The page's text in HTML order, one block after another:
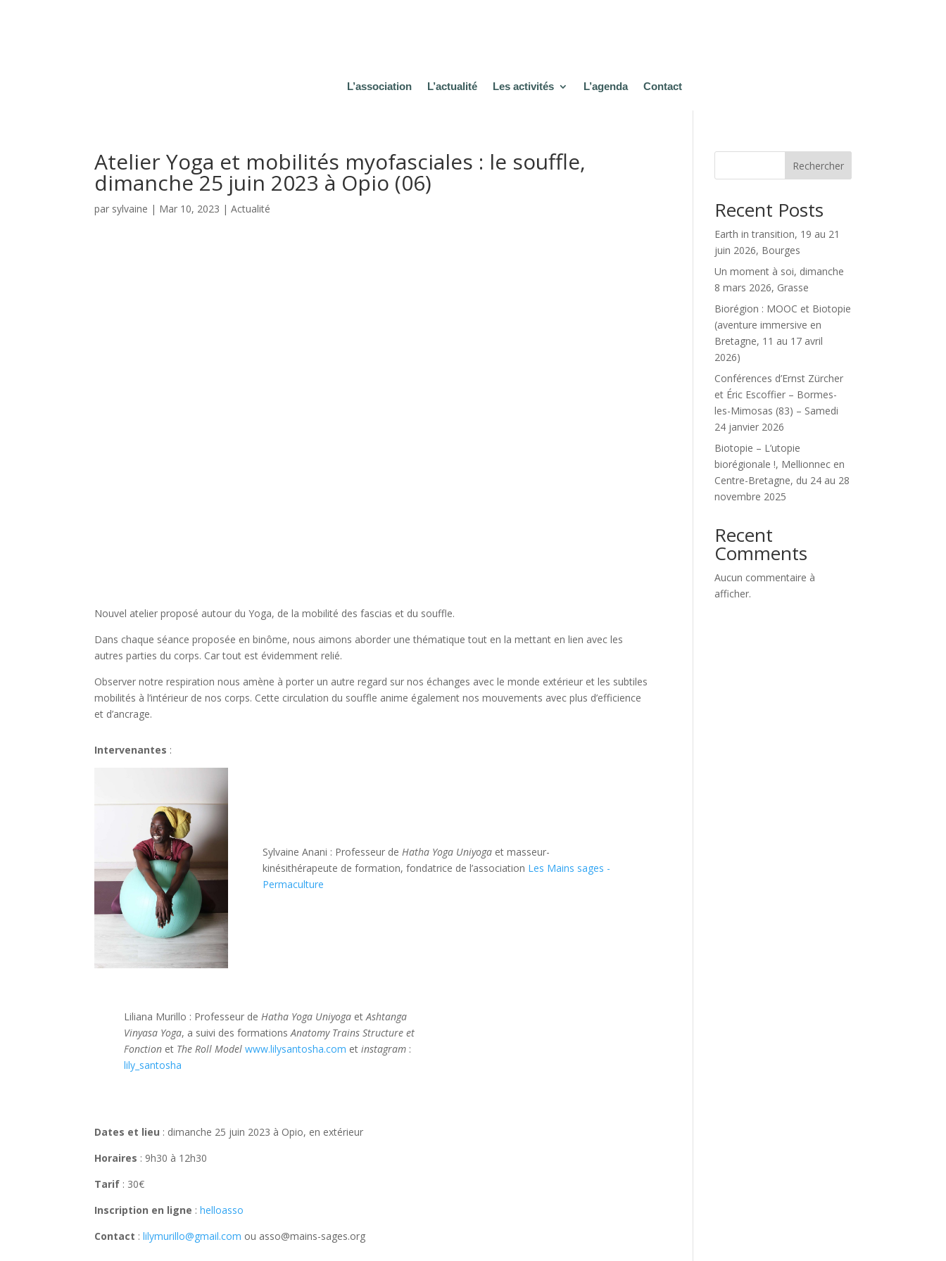
L’association L’actualité Les activités L’agenda Contact
Atelier Yoga et mobilités myofasciales : le souffle,
dimanche 25 juin 2023 à Opio (06)
par sylvaine | Mar 10, 2023 |Actualité
Nouvel atelier proposé autour du Yoga, de la mobilité des fascias et du souffle.
Dans chaque séance proposée en binôme, nous aimons aborder une thématique tout en la mettant en lien avec les
autres parties du corps. Car tout est évidemment relié.
Observer notre respiration nous amène à porter un autre regard sur nos échanges avec le monde extérieur et les subtiles
mobilités à l’intérieur de nos corps. Cette circulation du souffle anime également nos mouvements avec plus d’efficience
et d’ancrage.
Intervenantes :
Sylvaine Anani : Professeur de Hatha Yoga Uniyogaet masseur-
kinésithérapeute de formation, fondatrice de l’association Les Mains sages -
Permaculture
Liliana Murillo : Professeur de Hatha Yoga UniyogaetAshtanga
Vinyasa Yoga, a suivi des formationsAnatomy Trains Structure et
Fonctionet The Roll Model www.lilysantosha.com et instagram:
lily_santosha
Dates et lieu : dimanche 25 juin 2023 à Opio, en extérieur
Horaires : 9h30 à 12h30
Tarif : 30€
Inscription en ligne :helloasso
Contact :lilymurillo@gmail.com ou asso@mains-sages.org
Rechercher
Recent Posts
Earth in transition, 19 au 21
juin 2026, Bourges
Un moment à soi, dimanche
8 mars 2026, Grasse
Biorégion : MOOC et Biotopie
(aventure immersive en
Bretagne, 11 au 17 avril
2026)
Conférences d’Ernst Zürcher
et Éric Escoffier – Bormes-
les-Mimosas (83) – Samedi
24 janvier 2026
Biotopie – L’utopie
biorégionale !, Mellionnec en
Centre-Bretagne, du 24 au 28
novembre 2025
Recent
Comments
Aucun commentaire à
afficher.